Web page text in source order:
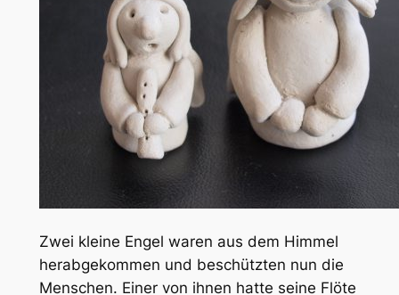
Zwei kleine Engel waren aus dem Himmel
herabgekommen und beschützten nun die
Menschen. Einer von ihnen hatte seine Flöte